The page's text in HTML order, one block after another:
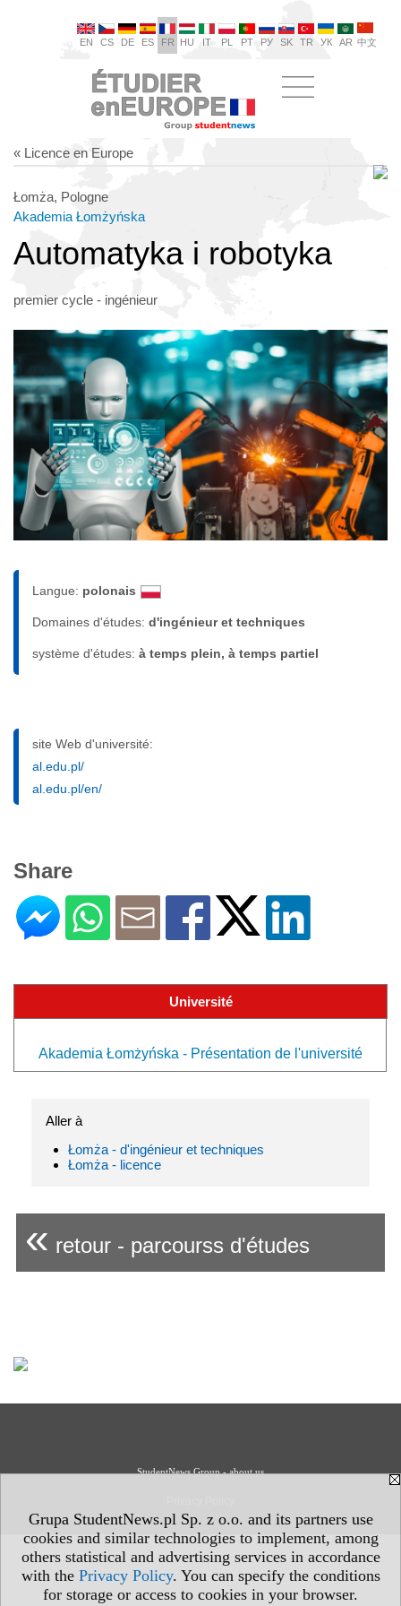
Grupa StudentNews.pl Sp. z o.o. and its partners use
cookies and similar technologies to implement, among
others statistical and advertising services in accordance
with the Privacy Policy. You can specify the conditions
for storage or access to cookies in your browser.
EN CS DE ES FR HU IT PL PT РУ SK TR УК AR 中文
« Licence en Europe
Łomża, Pologne
Akademia Łomżyńska
Automatyka i robotyka
premier cycle - ingénieur
Langue: polonais
Domaines d'études: d'ingénieur et techniques
système d'études: à temps plein, à temps partiel
site Web d'université:
al.edu.pl/
al.edu.pl/en/
Share
Université
Akademia Łomżyńska - Présentation de l'université
Aller à
Łomża - d'ingénieur et techniques
Łomża - licence
« retour - parcourss d'études
StudentNews Group - about us